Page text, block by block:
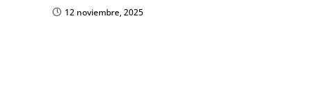
12 noviembre, 2025